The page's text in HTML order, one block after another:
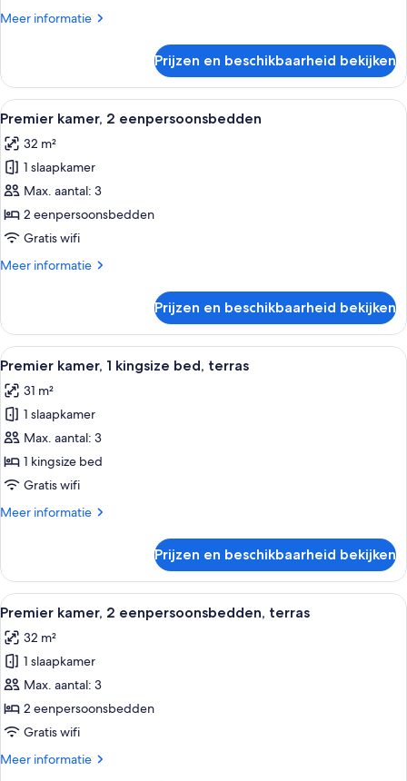
laden
Meer informatie
Meer
kamer,
kingsize
Prijzen en beschikbaarheid bekijken
Alle
foto's
voor
Premier
kamer,
2
eenpersoonsbedden
Een hotelkamer met een bed, een
6
Premier kamer, 2 eenpersoonsbedden
32 m²
1 slaapkamer
Max. aantal: 3
2 eenpersoonsbedden
Gratis wifi
Meer informatie
Meer
kamer,
eenpersoonsbedden
Prijzen en beschikbaarheid bekijken
Alle
foto's
voor
Premier
kamer,
1
kingsize
terras
Een hotelkamer met een bed, een
7
Premier kamer, 1 kingsize bed, terras
31 m²
1 slaapkamer
Max. aantal: 3
1 kingsize bed
Gratis wifi
Meer informatie
Meer
kamer,
kingsize
terras
Prijzen en beschikbaarheid bekijken
Alle
foto's
voor
Premier
kamer,
2
eenpersoonsbedden,
laden
Hotelkamer met twee bedden, een
6
Premier kamer, 2 eenpersoonsbedden, terras
32 m²
1 slaapkamer
Max. aantal: 3
2 eenpersoonsbedden
Gratis wifi
Meer informatie
Meer